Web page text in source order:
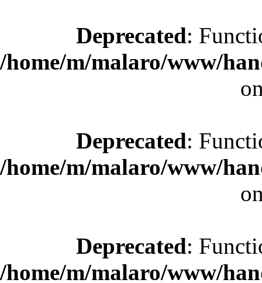
Deprecated:
/home/m/malaro/www/
Deprecated:
/home/m/malaro/www/
Deprecated:
/home/m/malaro/www/